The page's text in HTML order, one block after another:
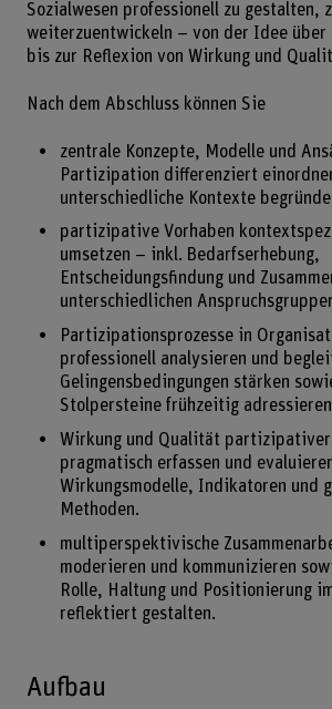
Sozialwesen professionell zu gestalten,
weiterzuentwickeln – von der Idee über
bis zur Reflexion von Wirkung und
Nach dem Abschluss können Sie
zentrale Konzepte, Modelle und
Partizipation differenziert
unterschiedliche Kontexte
partizipative Vorhaben
umsetzen – inkl. Bedarfserhebung,
Entscheidungsfindung und
unterschiedlichen
Partizipationsprozesse in
professionell analysieren und
Gelingensbedingungen stärken
Stolpersteine frühzeitig
Wirkung und Qualität partizipativer
pragmatisch erfassen und
Wirkungsmodelle, Indikatoren und
Methoden.
multiperspektivische
moderieren und kommunizieren
Rolle, Haltung und Positionierung
reflektiert gestalten.
Aufbau